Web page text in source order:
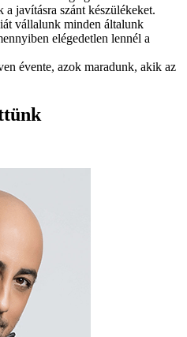
javításra szánt készülékeket.
vállalunk minden általunk
elégedetlen lennél a
évente, azok maradunk, akik az